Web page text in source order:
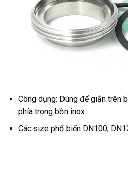
Công dụng: Dùng để giắn trên
phía trong bồn inox
Các size phổ biến DN100,